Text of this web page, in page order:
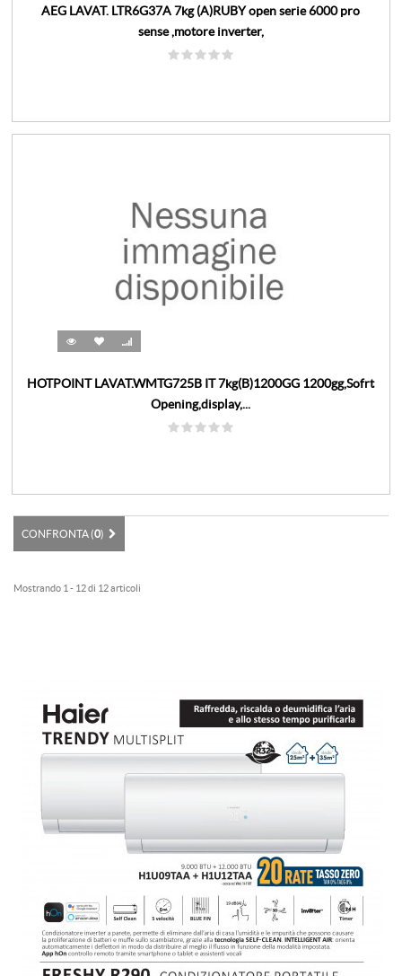
AEG LAVAT. LTR6G37A 7kg (A)RUBY open serie 6000 pro
sense ,motore inverter,
HOTPOINT LAVAT.WMTG725B IT 7kg(B)1200GG 1200gg,Sofrt
Opening,display,...
CONFRONTA (0)
Mostrando 1 - 12 di 12 articoli